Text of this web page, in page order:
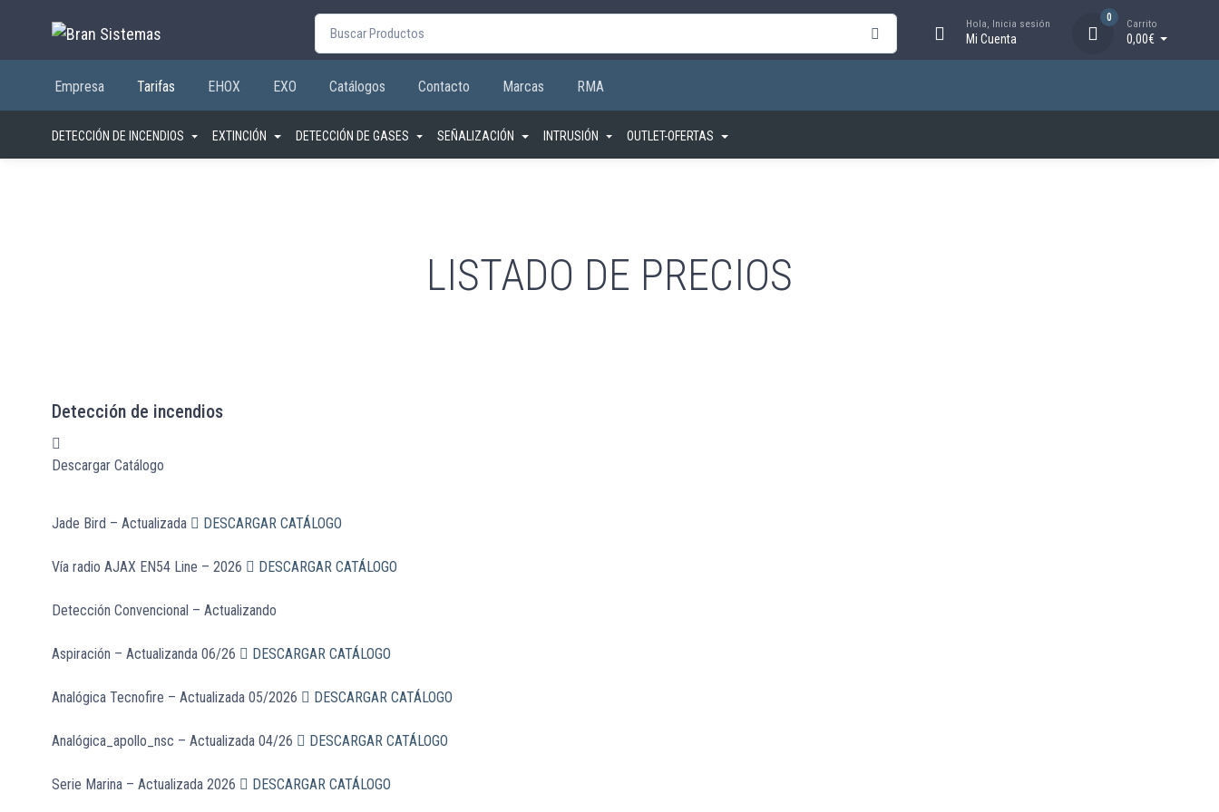
Buscar por: Hola, Inicia sesión
Mi Cuenta
0
Carrito
0,00€
Empresa Tarifas EHOX EXO Catálogos Contacto Marcas RMA
DETECCIÓN DE INCENDIOS EXTINCIÓN DETECCIÓN DE GASES SEÑALIZACIÓN INTRUSIÓN OUTLET-OFERTAS
LISTADO DE PRECIOS
Detección de incendios
Descargar Catálogo
Jade Bird – Actualizada DESCARGAR CATÁLOGO
Vía radio AJAX EN54 Line – 2026 DESCARGAR CATÁLOGO
Detección Convencional – Actualizando
Aspiración – Actualizanda 06/26 DESCARGAR CATÁLOGO
Analógica Tecnofire – Actualizada 05/2026 DESCARGAR CATÁLOGO
Analógica_apollo_nsc – Actualizada 04/26 DESCARGAR CATÁLOGO
Serie Marina – Actualizada 2026 DESCARGAR CATÁLOGO